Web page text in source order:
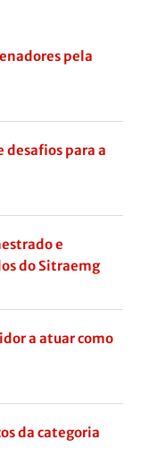
pela
desafios para a
e
do Sitraemg
a atuar como
da categoria